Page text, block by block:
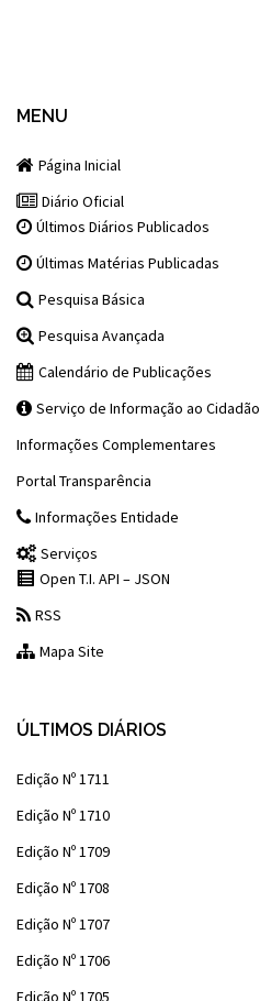
MENU
Página Inicial
Diário Oficial
Últimos Diários Publicados
Últimas Matérias Publicadas
Pesquisa Básica
Pesquisa Avançada
Calendário de Publicações
Serviço de Informação ao Cidadão
Informações Complementares
Portal Transparência
Informações Entidade
Serviços
Open T.I. API – JSON
RSS
Mapa Site
ÚLTIMOS DIÁRIOS
Edição Nº 1711
Edição Nº 1710
Edição Nº 1709
Edição Nº 1708
Edição Nº 1707
Edição Nº 1706
Edição Nº 1705